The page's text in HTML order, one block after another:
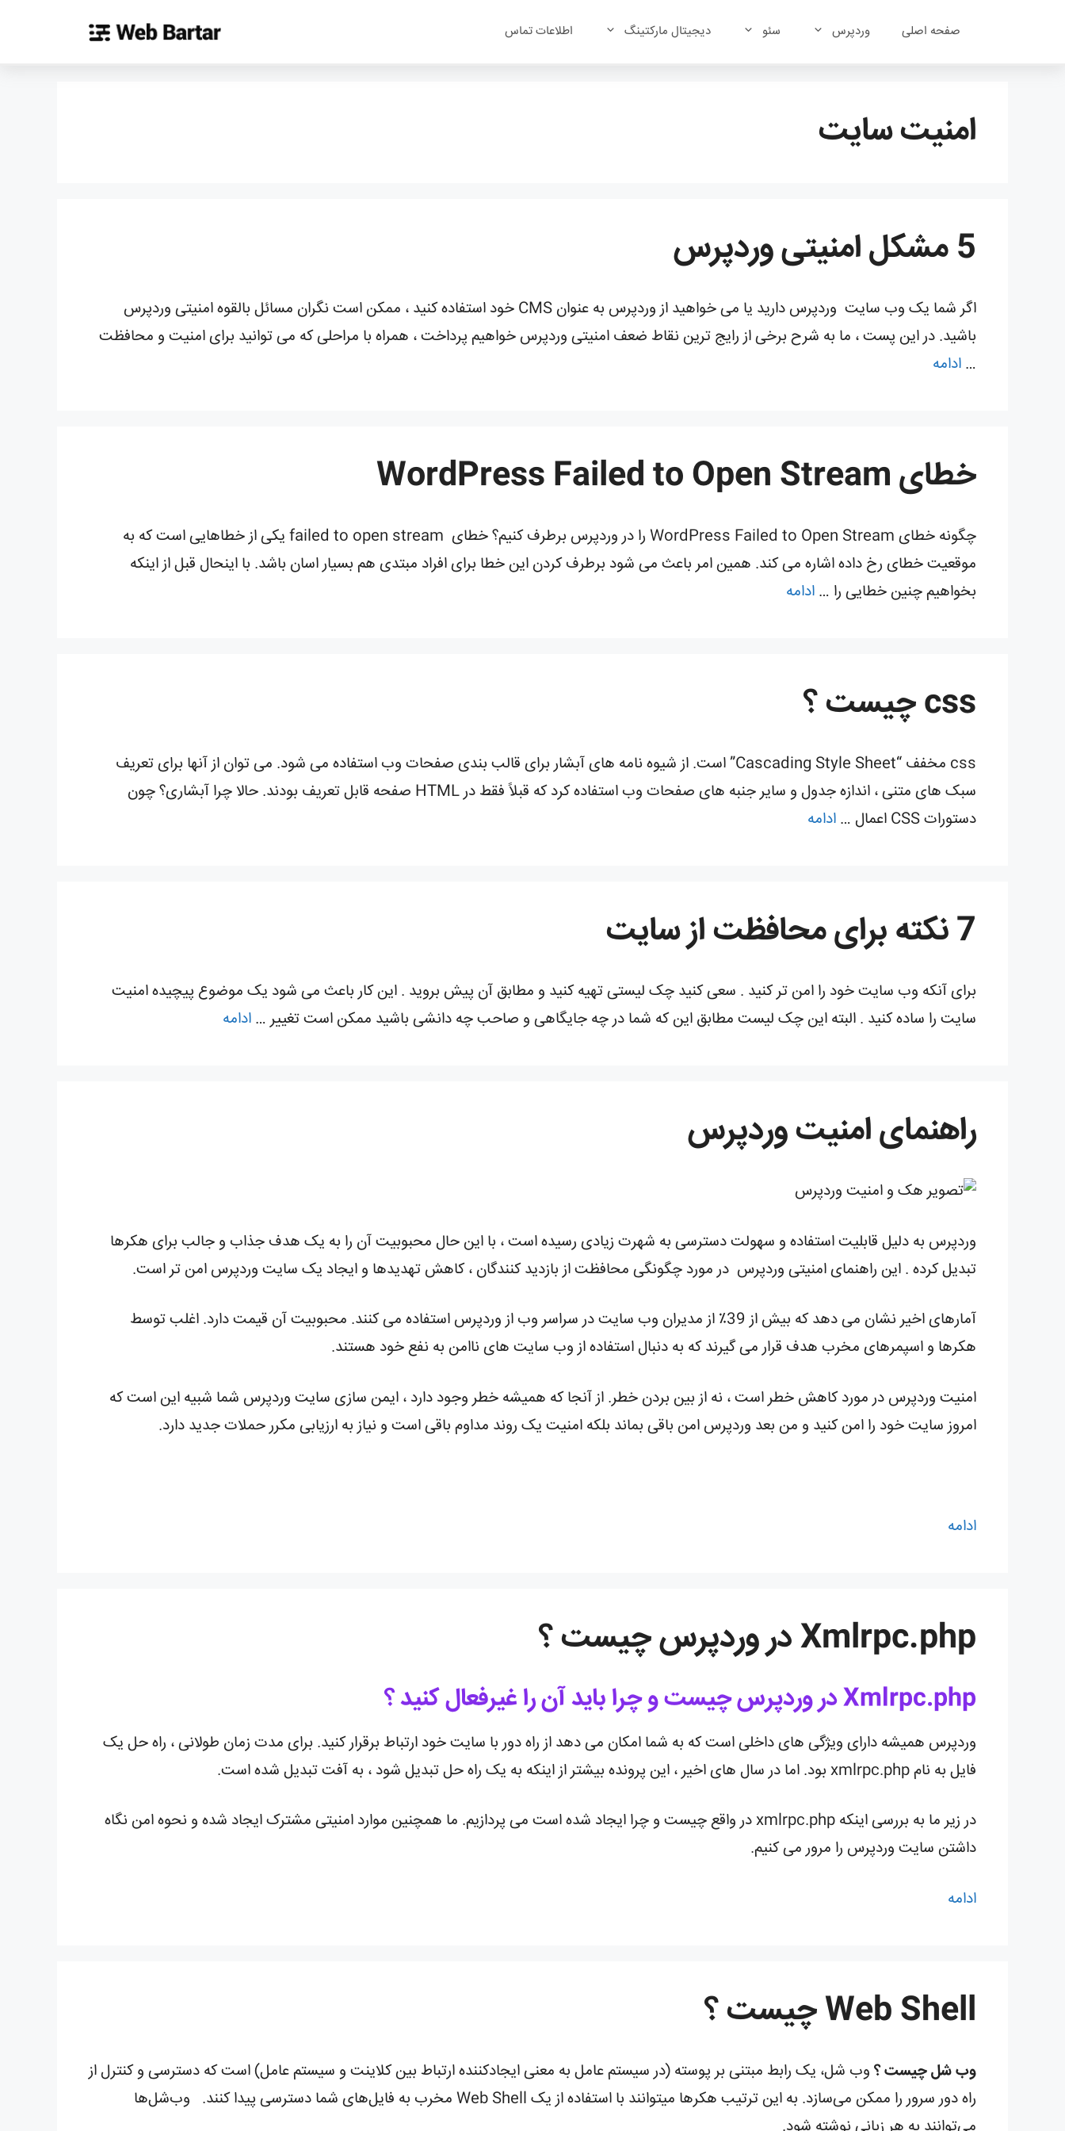
صفحه اصلی وردپرس سئو دیجیتال مارکتینگ اطلاعات تماس
امنیت سایت
5 مشکل امنیتی وردپرس
اگر شما یک وب سایت وردپرس دارید یا می خواهید از وردپرس به عنوان CMS خود استفاده کنید ، ممکن است نگران مسائل بالقوه امنیتی وردپرس
باشید. در این پست ، ما به شرح برخی از رایج ترین نقاط ضعف امنیتی وردپرس خواهیم پرداخت ، همراه با مراحلی که می توانید برای امنیت و محافظت
… ادامه
خطای WordPress Failed to Open Stream
چگونه خطای WordPress Failed to Open Stream را در وردپرس برطرف کنیم؟ خطای failed to open stream یکی از خطاهایی است که به
موقعیت خطای رخ داده اشاره می کند. همین امر باعث می شود برطرف کردن این خطا برای افراد مبتدی هم بسیار اسان باشد. با اینحال قبل از اینکه
بخواهیم چنین خطایی را … ادامه
css چیست ؟
css مخفف “Cascading Style Sheet” است. از شیوه نامه های آبشار برای قالب بندی صفحات وب استفاده می شود. می توان از آنها برای تعریف
سبک های متنی ، اندازه جدول و سایر جنبه های صفحات وب استفاده کرد که قبلاً فقط در HTML صفحه قابل تعریف بودند. حالا چرا آبشاری؟ چون
دستورات CSS اعمال …
ادامه
7 نكته برای محافظت از سايت
برای آنکه وب سایت خود را امن تر کنید . سعی کنید چک لیستی تهیه کنید و مطابق آن پیش بروید . این کار باعث می شود یک موضوع پیچیده امنیت
سایت را ساده کنید . البته این چک لیست مطابق این که شما در چه جایگاهی و صاحب چه دانشی باشید ممکن است تغییر … ادامه
راهنمای امنیت وردپرس
وردپرس به دلیل قابلیت استفاده و سهولت دسترسی به شهرت زیادی رسیده است ، با این حال محبوبیت آن را به یک هدف جذاب و جالب برای هکرها
تبدیل کرده . این راهنمای امنیتی وردپرس در مورد چگونگی محافظت از بازدید کنندگان ، کاهش تهدیدها و ایجاد یک سایت وردپرس امن تر است.
آمارهای اخیر نشان می دهد که بیش از 39٪ از مدیران وب سایت در سراسر وب از وردپرس استفاده می کنند. محبوبیت آن قیمت دارد. اغلب توسط
هکرها و اسپمرهای مخرب هدف قرار می گیرند که به دنبال استفاده از وب سایت های ناامن به نفع خود هستند.
امنیت وردپرس در مورد کاهش خطر است ، نه از بین بردن خطر. از آنجا که همیشه خطر وجود دارد ، ایمن سازی سایت وردپرس شما شبیه این است که
امروز سایت خود را امن کنید و من بعد وردپرس امن باقی بماند بلکه امنیت یک روند مداوم باقی است و نیاز به ارزیابی مکرر حملات جدید دارد.
ادامه
Xmlrpc.php در وردپرس چیست ؟
Xmlrpc.php در وردپرس چیست و چرا باید آن را غیرفعال کنید ؟
وردپرس همیشه دارای ویژگی های داخلی است که به شما امکان می دهد از راه دور با سایت خود ارتباط برقرار کنید. برای مدت زمان طولانی ، راه حل یک
فایل به نام xmlrpc.php بود. اما در سال های اخیر ، این پرونده بیشتر از اینکه به یک راه حل تبدیل شود ، به آفت تبدیل شده است.
در زیر ما به بررسی اینکه xmlrpc.php در واقع چیست و چرا ایجاد شده است می پردازیم. ما همچنین موارد امنیتی مشترک ایجاد شده و نحوه امن نگاه
داشتن سایت وردپرس را مرور می کنیم.
ادامه
Web Shell چیست ؟
وب شل چیست ؟ وب شل، یک رابط مبتنی بر پوسته (در سیستم عامل به معنی ایجادکننده ارتباط بین کلاینت و سیستم عامل) است که دسترسی و کنترل از
راه دور سرور را ممکن می‌سازد. به این ترتیب هکرها میتوانند با استفاده از یک Web Shell مخرب به فایل‌های شما دسترسی پیدا کنند. وب‌شل‌ها